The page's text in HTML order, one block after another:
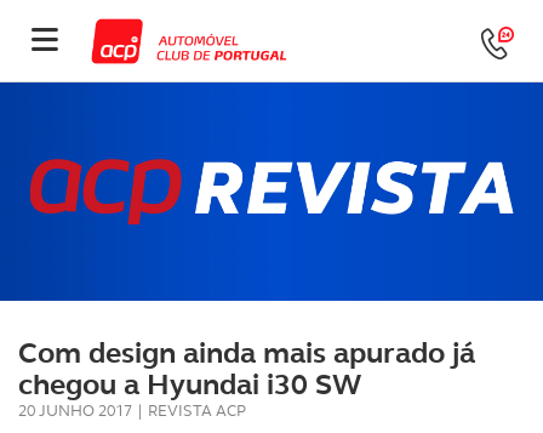
Com design ainda mais apurado já
chegou a Hyundai i30 SW
20 JUNHO 2017 | REVISTA ACP